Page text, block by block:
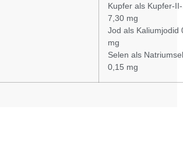
Kupfer als Kupfer-
7,30 mg
Jod als Kaliumjodid
mg
Selen als
0,15 mg